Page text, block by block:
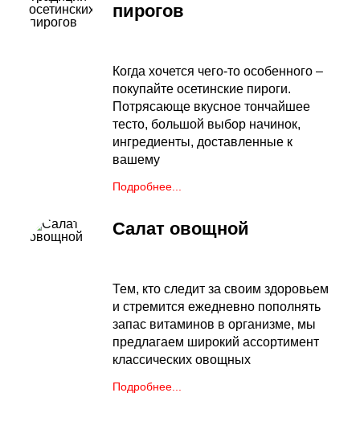
пирогов
Когда хочется чего-то особенного –
покупайте осетинские пироги.
Потрясающе вкусное тончайшее
тесто, большой выбор начинок,
ингредиенты, доставленные к
вашему
Подробнее...
Салат овощной
Тем, кто следит за своим здоровьем
и стремится ежедневно пополнять
запас витаминов в организме, мы
предлагаем широкий ассортимент
классических овощных
Подробнее...